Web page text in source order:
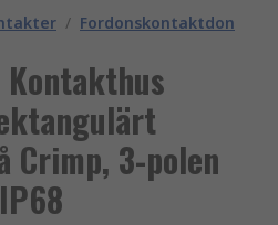
/ Fordonskontaktdon
Crimp, 3-polen